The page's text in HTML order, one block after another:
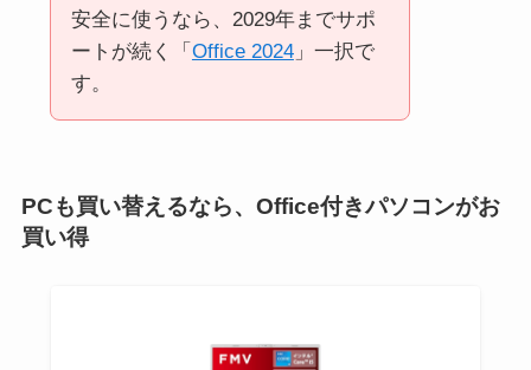
安全に使うなら、2029年までサポ
ートが続く「 Office 2024」一択で
す。
PCも買い替えるなら、Office付きパソコンがお
買い得